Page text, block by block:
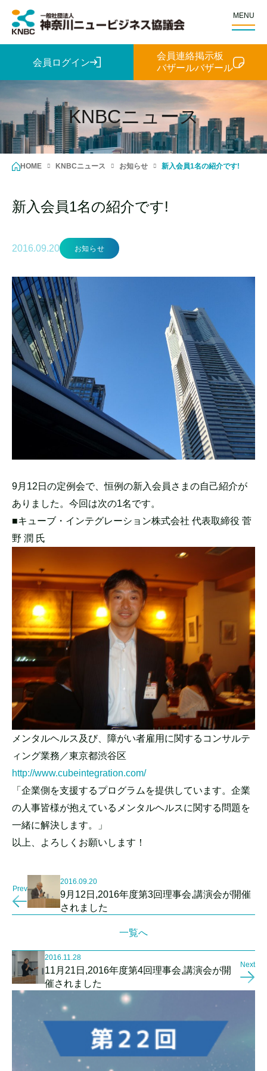
MENU
会員ログイン
会員連絡掲示板
バザールバザール
KNBCニュース
HOME KNBCニュース お知らせ 新入会員1名の紹介です!
新入会員1名の紹介です!
2016.09.20 お知らせ
9月12日の定例会で、恒例の新入会員さまの自己紹介が
ありました。今回は次の1名です。
■キューブ・インテグレーション株式会社 代表取締役 菅
野 潤 氏
メンタルヘルス及び、障がい者雇用に関するコンサルテ
ィング業務／東京都渋谷区
http://www.cubeintegration.com/
「企業側を支援するプログラムを提供しています。企業
の人事皆様が抱えているメンタルヘルスに関する問題を
一緒に解決します。」
以上、よろしくお願いします！
Prev
2016.09.20
9月12日,2016年度第3回理事会,講演会が開催
されました
一覧へ
2016.11.28
11月21日,2016年度第4回理事会,講演会が開
催されました
Next